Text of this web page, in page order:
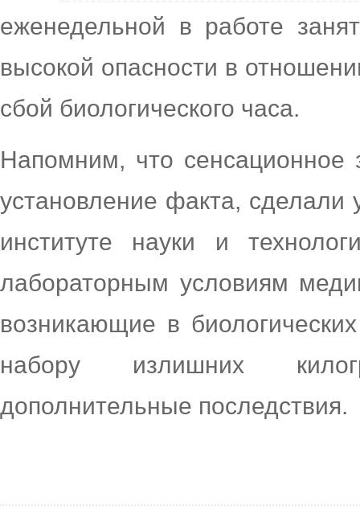
еженедельной в работе
высокой опасности в
сбой биологического часа.
Напомним, что сенсационное
установление факта,
институте науки и
лабораторным условиям
возникающие в
набору излишних
дополнительные последствия.